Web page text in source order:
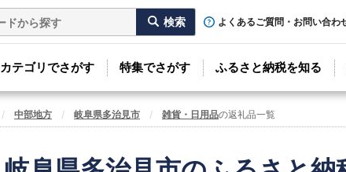
よくあるご質問・お問い合わ
カテゴリでさがす 特集でさがす ふるさと納税を知る
中部地方 岐阜県多治見市 雑貨・日用品の返礼品一覧